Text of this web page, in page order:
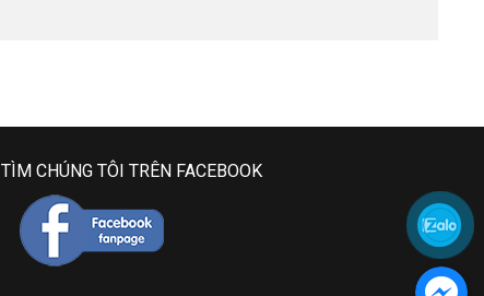
TÌM CHÚNG TÔI TRÊN FACEBOOK